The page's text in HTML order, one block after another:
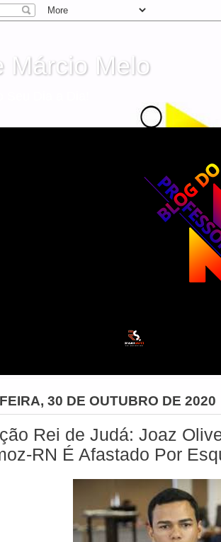
Márcio Melo
30 DE OUTUBRO DE 2020
Rei de Judá: Joaz
RN É Afastado Por